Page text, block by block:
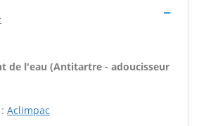
de l'eau (Antitartre - adoucisseur
Aclimpac